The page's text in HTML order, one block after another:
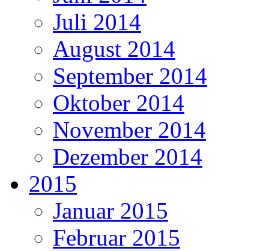
Juli 2014
August 2014
September 2014
Oktober 2014
November 2014
Dezember 2014
2015
Januar 2015
Februar 2015